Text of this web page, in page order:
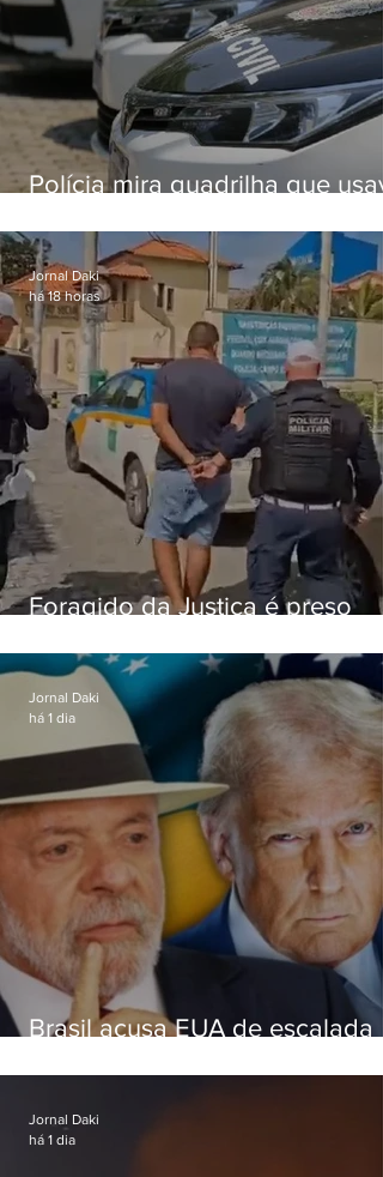
Polícia mira quadrilha que
o Comando Vermelho
Foragido da Justiça é preso
RJ-106, em Maricá
Jornal Daki
há 18 horas
Brasil acusa EUA de escalada
embaixadora
Jornal Daki
há 1 dia
Jornal Daki
há 1 dia